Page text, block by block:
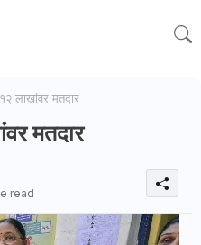
लाखांवर मतदार
मतदार
read